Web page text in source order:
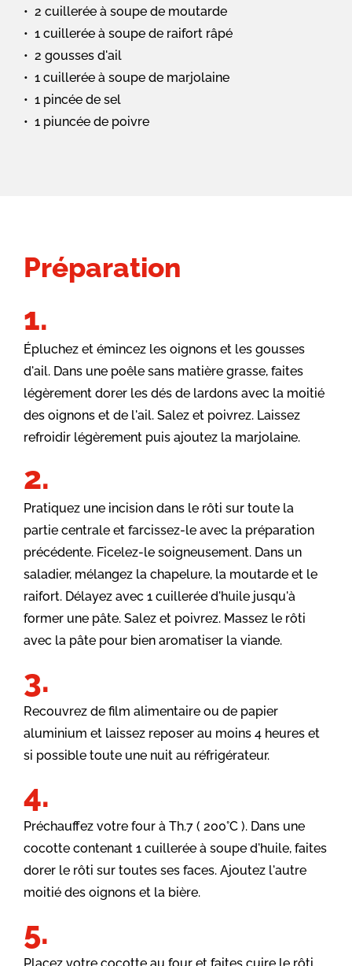
2 cuillerée à soupe de moutarde
1 cuillerée à soupe de raifort râpé
2 gousses d'ail
1 cuillerée à soupe de marjolaine
1 pincée de sel
1 piuncée de poivre
Préparation
Épluchez et émincez les oignons et les gousses
d'ail. Dans une poêle sans matière grasse, faites
légèrement dorer les dés de lardons avec la moitié
des oignons et de l'ail. Salez et poivrez. Laissez
refroidir légèrement puis ajoutez la marjolaine.
Pratiquez une incision dans le rôti sur toute la
partie centrale et farcissez-le avec la préparation
précédente. Ficelez-le soigneusement. Dans un
saladier, mélangez la chapelure, la moutarde et le
raifort. Délayez avec 1 cuillerée d'huile jusqu'à
former une pâte. Salez et poivrez. Massez le rôti
avec la pâte pour bien aromatiser la viande.
Recouvrez de film alimentaire ou de papier
aluminium et laissez reposer au moins 4 heures et
si possible toute une nuit au réfrigérateur.
Préchauffez votre four à Th.7 ( 200°C ). Dans une
cocotte contenant 1 cuillerée à soupe d'huile, faites
dorer le rôti sur toutes ses faces. Ajoutez l'autre
moitié des oignons et la bière.
Placez votre cocotte au four et faites cuire le rôti